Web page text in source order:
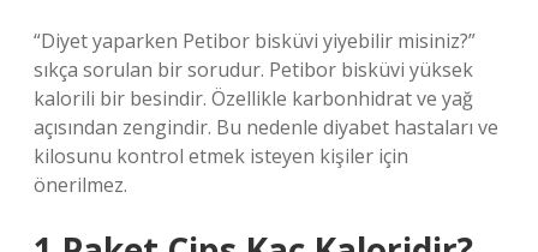
“Diyet yaparken Petibor bisküvi yiyebilir misiniz?”
sıkça sorulan bir sorudur. Petibor bisküvi yüksek
kalorili bir besindir. Özellikle karbonhidrat ve yağ
açısından zengindir. Bu nedenle diyabet hastaları ve
kilosunu kontrol etmek isteyen kişiler için
önerilmez.